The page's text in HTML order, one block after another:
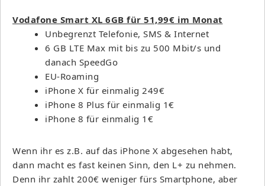
Vodafone Smart XL 6GB für 51,99€ im Monat
Unbegrenzt Telefonie, SMS & Internet
6 GB LTE Max mit bis zu 500 Mbit/s und
danach SpeedGo
EU-Roaming
iPhone X für einmalig 249€
iPhone 8 Plus für einmalig 1€
iPhone 8 für einmalig 1€
Wenn ihr es z.B. auf das iPhone X abgesehen habt,
dann macht es fast keinen Sinn, den L+ zu nehmen.
Denn ihr zahlt 200€ weniger fürs Smartphone, aber